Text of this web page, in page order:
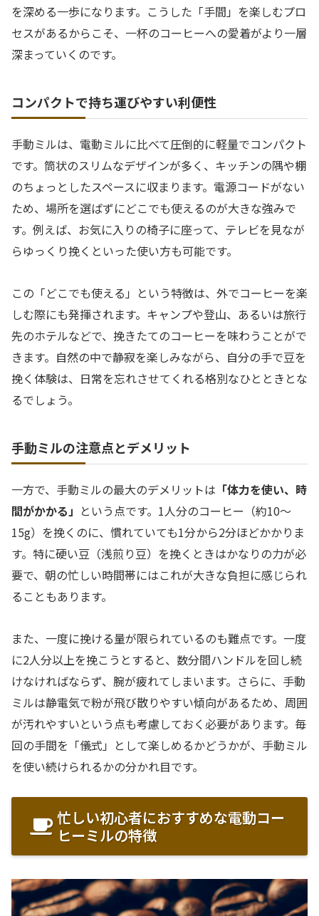
を深める一歩になります。こうした「手間」を楽しむプロ
セスがあるからこそ、一杯のコーヒーへの愛着がより一層
深まっていくのです。
コンパクトで持ち運びやすい利便性
手動ミルは、電動ミルに比べて圧倒的に軽量でコンパクト
です。筒状のスリムなデザインが多く、キッチンの隅や棚
のちょっとしたスペースに収まります。電源コードがない
ため、場所を選ばずにどこでも使えるのが大きな強みで
す。例えば、お気に入りの椅子に座って、テレビを見なが
らゆっくり挽くといった使い方も可能です。
この「どこでも使える」という特徴は、外でコーヒーを楽
しむ際にも発揮されます。キャンプや登山、あるいは旅行
先のホテルなどで、挽きたてのコーヒーを味わうことがで
きます。自然の中で静寂を楽しみながら、自分の手で豆を
挽く体験は、日常を忘れさせてくれる格別なひとときとな
るでしょう。
手動ミルの注意点とデメリット
一方で、手動ミルの最大のデメリットは 「体力を使い、時
間がかかる」 という点です。1人分のコーヒー（約10〜
15g）を挽くのに、慣れていても1分から2分ほどかかりま
す。特に硬い豆（浅煎り豆）を挽くときはかなりの力が必
要で、朝の忙しい時間帯にはこれが大きな負担に感じられ
ることもあります。
また、一度に挽ける量が限られているのも難点です。一度
に2人分以上を挽こうとすると、数分間ハンドルを回し続
けなければならず、腕が疲れてしまいます。さらに、手動
ミルは静電気で粉が飛び散りやすい傾向があるため、周囲
が汚れやすいという点も考慮しておく必要があります。毎
回の手間を「儀式」として楽しめるかどうかが、手動ミル
を使い続けられるかの分かれ目です。
忙しい初心者におすすめな電動コー
ヒーミルの特徴